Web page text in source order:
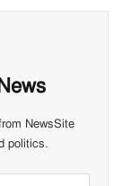
NewsSite
politics.